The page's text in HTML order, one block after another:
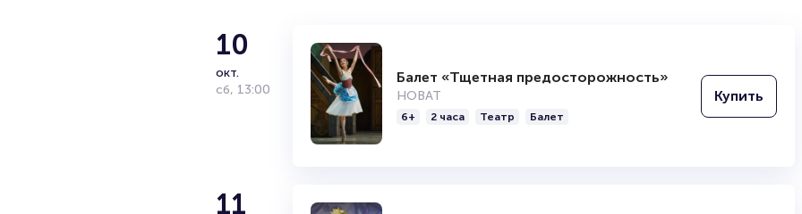
10
окт.
сб, 13:00
Балет «Тщетная предосторожность»
НОВАТ
6+ 2 часа Театр Балет
Купить
11